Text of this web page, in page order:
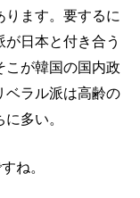
ります。要するに
日本と付き合う
こが韓国の国内政
ベラル派は高齢の
多い。
ね。